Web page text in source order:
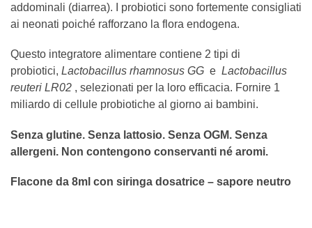
addominali (diarrea). I probiotici sono fortemente consigliati
ai neonati poiché rafforzano la flora endogena.
Questo integratore alimentare contiene 2 tipi di
probiotici, Lactobacillus rhamnosus GG e Lactobacillus
reuteri LR02 , selezionati per la loro efficacia. Fornire 1
miliardo di cellule probiotiche al giorno ai bambini.
Senza glutine. Senza lattosio. Senza OGM. Senza
allergeni. Non contengono conservanti né aromi.
Flacone da 8ml con siringa dosatrice – sapore neutro